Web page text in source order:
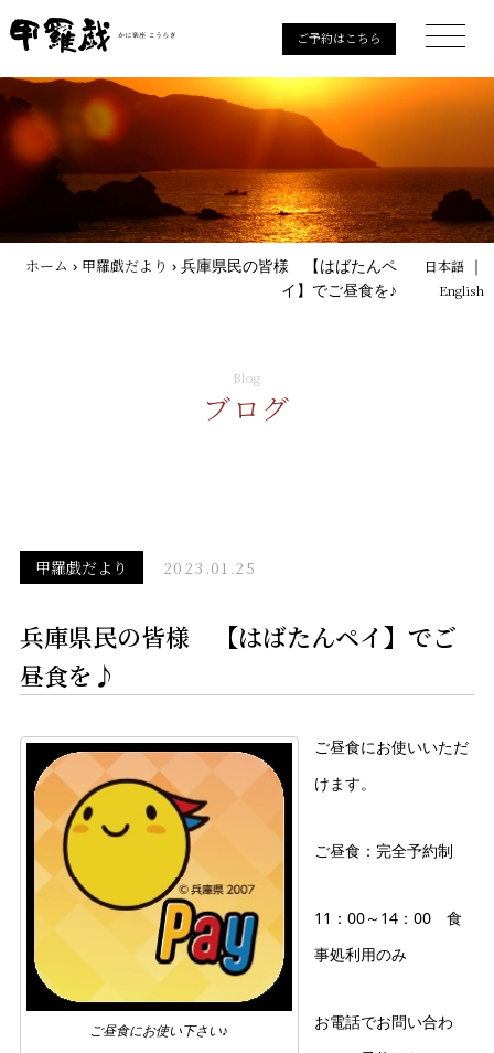
ご予約はこちら
ホーム › 甲羅戯だより › 兵庫県民の皆様 【はばたんペ
イ】でご昼食を♪
日本語 ｜
English
Blog
ブログ
甲羅戯だより 2023.01.25
兵庫県民の皆様 【はばたんペイ】でご
昼食を♪
ご昼食にお使い下さい♪
ご昼食にお使いいただ
けます。
ご昼食：完全予約制
11：00～14：00 食
事処利用のみ
お電話でお問い合わ